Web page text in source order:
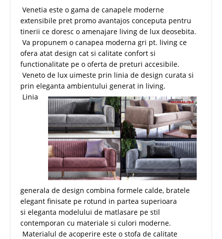
Venetia este o gama de canapele moderne
extensibile pret promo avantajos conceputa pentru
tinerii ce doresc o amenajare living de lux deosebita.
Va propunem o canapea moderna gri pt. living ce
ofera atat design cat si calitate confort si
functionalitate pe o oferta de preturi accesibile.
Veneto de lux uimeste prin linia de design curata si
prin eleganta ambientului generat in living.
Linia
generala de design combina formele calde, bratele
elegant finisate pe rotund in partea superioara
si eleganta modelului de matlasare pe stil
contemporan cu materiale si culori moderne.
Materialul de acoperire este o stofa de calitate